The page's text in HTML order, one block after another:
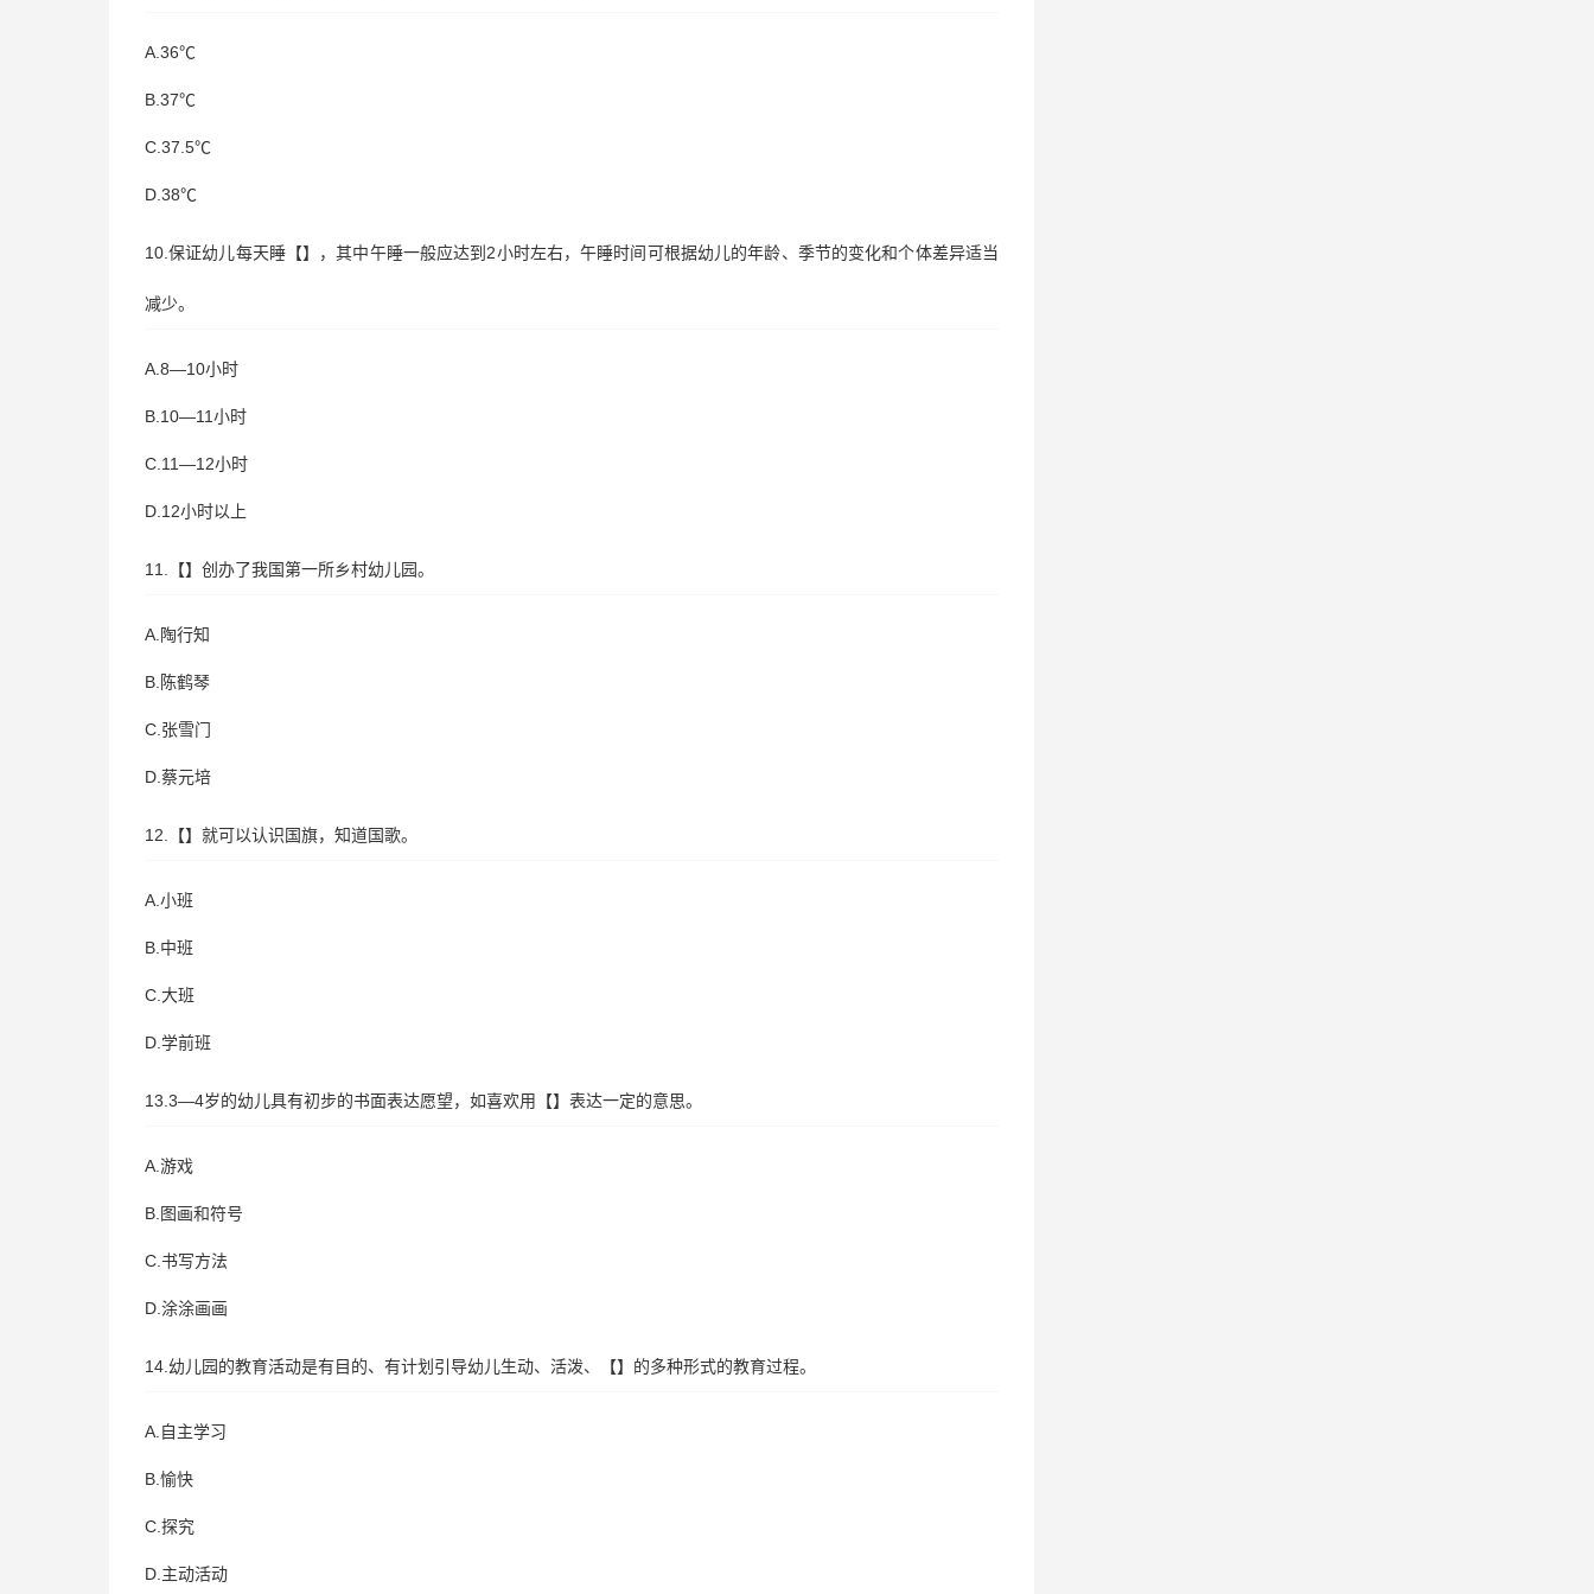
A.36℃
B.37℃
C.37.5℃
D.38℃
10.保证幼儿每天睡【】，其中午睡一般应达到2小时左右，午睡时间可根据幼儿的年龄、季节的变化和个体差异适当
减少。
A.8—10小时
B.10—11小时
C.11—12小时
D.12小时以上
11.【】创办了我国第一所乡村幼儿园。
A.陶行知
B.陈鹤琴
C.张雪门
D.蔡元培
12.【】就可以认识国旗，知道国歌。
A.小班
B.中班
C.大班
D.学前班
13.3—4岁的幼儿具有初步的书面表达愿望，如喜欢用【】表达一定的意思。
A.游戏
B.图画和符号
C.书写方法
D.涂涂画画
14.幼儿园的教育活动是有目的、有计划引导幼儿生动、活泼、【】的多种形式的教育过程。
A.自主学习
B.愉快
C.探究
D.主动活动